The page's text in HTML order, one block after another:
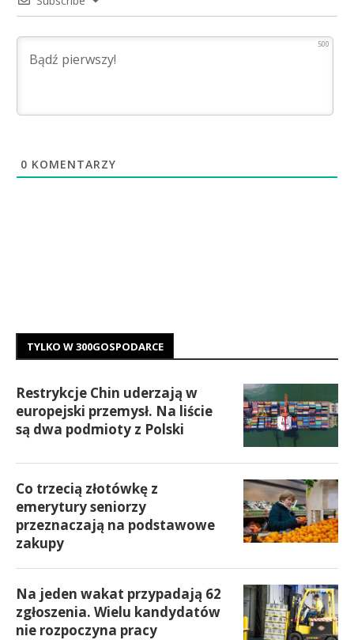
500
0 KOMENTARZY
TYLKO W 300GOSPODARCE
Restrykcje Chin uderzają w
europejski przemysł. Na liście
są dwa podmioty z Polski
Co trzecią złotówkę z
emerytury seniorzy
przeznaczają na podstawowe
zakupy
Na jeden wakat przypadają 62
zgłoszenia. Wielu kandydatów
nie rozpoczyna pracy